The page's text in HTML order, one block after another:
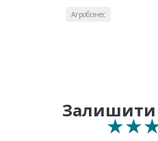
Агробізнес
Залишити
★
★★
★★
★★
★★